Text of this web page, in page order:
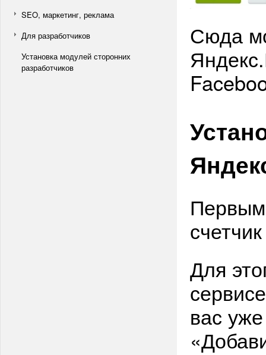
SEO, маркетинг, реклама
Для разработчиков
Установка модулей сторонних
разработчиков
Сюда
Для
вас